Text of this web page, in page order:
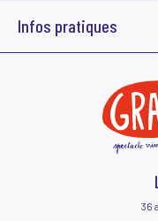
• du mardi au jeudi de 14h à 18h
• 1h avant les représentations
Venir au Grand Bleu
Contactez-nous !
Infos pratiques
pour être confirmées.
Bar et restauration
Le hall du Grand Bleu
36